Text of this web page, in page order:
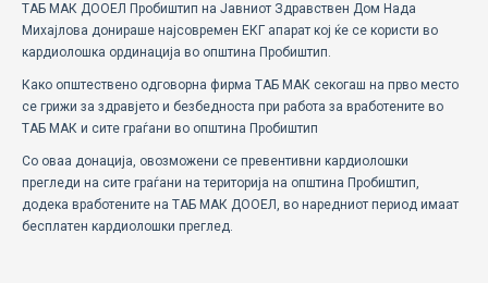
КОНТАКТ
ТАБ МАК ДООЕЛ Пробиштип на Јавниот Здравствен Дом Нада
Михајлова донираше најсовремен ЕКГ апарат кој ќе се користи во
кардиолошка ординација во општина Пробиштип.
Како општествено одговорна фирма ТАБ МАК секогаш на прво место
се грижи за здравјето и безбедноста при работа за вработените во
ТАБ МАК и сите граѓани во општина Пробиштип
Со оваа донација, овозможени се превентивни кардиолошки
прегледи на сите граѓани на територија на општина Пробиштип,
додека вработените на ТАБ МАК ДООЕЛ, во наредниот период имаат
бесплатен кардиолошки преглед.